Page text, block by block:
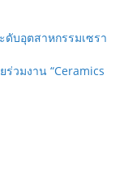
บอุตสาหกรรมเซรา
วมงาน “Ceramics